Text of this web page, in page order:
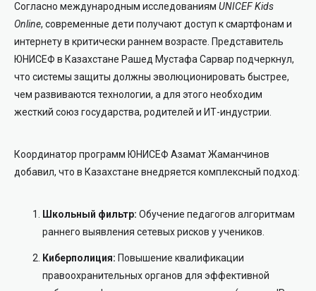
Согласно международным исследованиям UNICEF Kids
Online, современные дети получают доступ к смартфонам и
интернету в критически раннем возрасте. Представитель
ЮНИСЕФ в Казахстане Рашед Мустафа Сарвар подчеркнул,
что системы защиты должны эволюционировать быстрее,
чем развиваются технологии, а для этого необходим
жесткий союз государства, родителей и ИТ-индустрии.
Координатор программ ЮНИСЕФ Азамат Жаманчинов
добавил, что в Казахстане внедряется комплексный подход:
Школьный фильтр: Обучение педагогов алгоритмам
раннего выявления сетевых рисков у учеников.
Киберполиция: Повышение квалификации
правоохранительных органов для эффективной